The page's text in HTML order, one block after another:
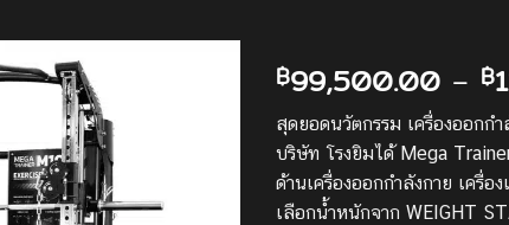
฿99,500.00 – ฿
สุดยอดนวัตกรรม เครื่องออกก
บริษัท โรงยิมได้ Mega
ด้านเครื่องออกกำลังกาย เครื่
เลือกน้ำหนักจาก WEIGHT